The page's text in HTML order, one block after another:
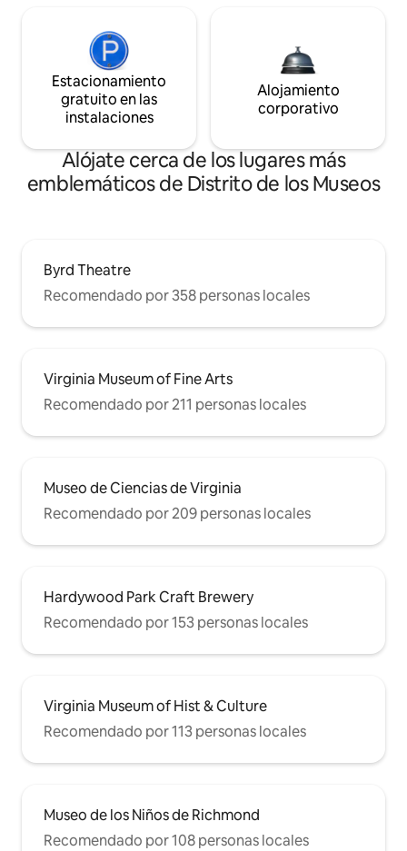
Estacionamiento
gratuito en las
instalaciones
Alojamiento
corporativo
Alójate cerca de los lugares más
emblemáticos de Distrito de los Museos
Byrd Theatre
Recomendado por 358 personas locales
Virginia Museum of Fine Arts
Recomendado por 211 personas locales
Museo de Ciencias de Virginia
Recomendado por 209 personas locales
Hardywood Park Craft Brewery
Recomendado por 153 personas locales
Virginia Museum of Hist & Culture
Recomendado por 113 personas locales
Museo de los Niños de Richmond
Recomendado por 108 personas locales